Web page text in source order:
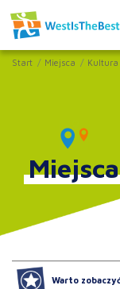
Start Miejsca Kultura
Miejsca
Warto